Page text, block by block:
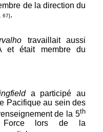
de la direction du
67].
travaillait aussi
et était membre du
a participé au
Pacifique au sein des
de la 5th
Force lors de la